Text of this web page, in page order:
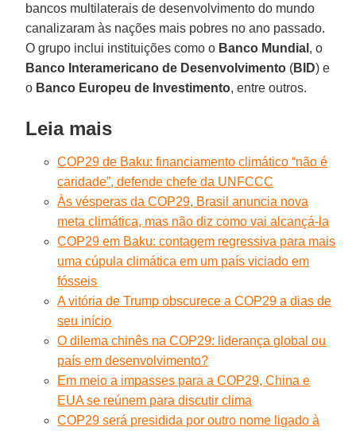
bancos multilaterais de desenvolvimento do mundo
canalizaram às nações mais pobres no ano passado.
O grupo inclui instituições como o Banco Mundial , o
Banco Interamericano de Desenvolvimento (BID) e
o Banco Europeu de Investimento, entre outros.
Leia mais
COP29 de Baku: financiamento climático “não é
caridade”, defende chefe da UNFCCC
Às vésperas da COP29, Brasil anuncia nova
meta climática, mas não diz como vai alcançá-la
COP29 em Baku: contagem regressiva para mais
uma cúpula climática em um país viciado em
fósseis
A vitória de Trump obscurece a COP29 a dias de
seu início
O dilema chinês na COP29: liderança global ou
país em desenvolvimento?
Em meio a impasses para a COP29, China e
EUA se reúnem para discutir clima
COP29 será presidida por outro nome ligado à